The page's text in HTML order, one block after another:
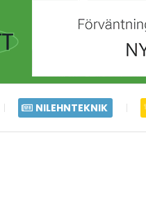
NILEHNTEKNIK